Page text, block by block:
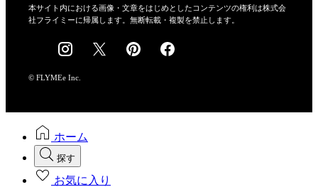
会社概要
採用情報
本サイト内における画像・文章をはじめとしたコンテンツの権利は株式会
社フライミーに帰属します。無断転載・複製を禁止します。
© FLYMEe Inc.
ホーム
探す
お気に入り